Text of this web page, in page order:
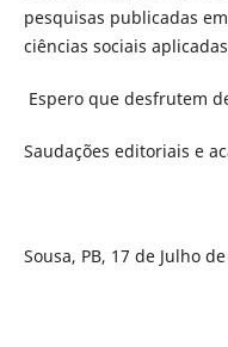
pesquisas publicadas
ciências sociais
Espero que desfrutem
Saudações editoriais e
Sousa, PB, 17 de Julho